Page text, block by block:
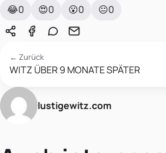
😂0 😍0 😮0 😐0
← Zurück
WITZ ÜBER 9 MONATE SPÄTER
lustigewitz.com